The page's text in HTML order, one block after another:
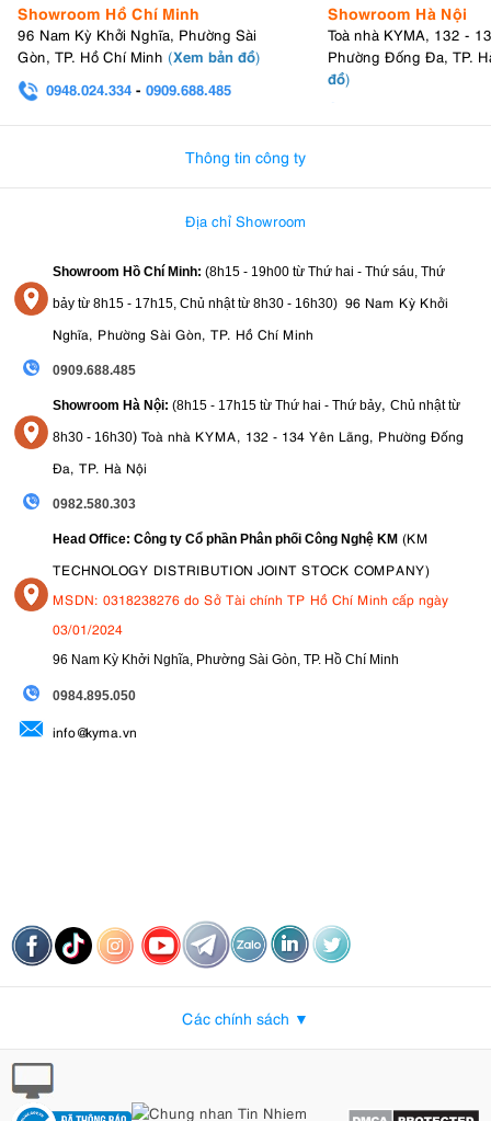
Showroom Hồ Chí Minh
96 Nam Kỳ Khởi Nghĩa, Phường Sài
Gòn, TP. Hồ Chí Minh (Xem bản đồ)
0948.024.334 - 0909.688.485
Showroom Hà Nội
Toà nhà KYMA, 132 -
Phường Đống Đa, TP.
đồ)
Thông tin công ty
Địa chỉ Showroom
Showroom Hồ Chí Minh: (8h15 - 19h00 từ Thứ hai - Thứ sáu, Thứ
bảy từ 8h15 - 17h15, Chủ nhật từ 8h30 - 16h30) 96 Nam Kỳ Khởi
Nghĩa, Phường Sài Gòn, TP. Hồ Chí Minh
0909.688.485
Showroom Hà Nội: (8h15 - 17h15 từ Thứ hai - Thứ bảy, Chủ nhật từ
8h30 - 16h30) Toà nhà KYMA, 132 - 134 Yên Lãng, Phường Đống
Đa, TP. Hà Nội
0982.580.303
Head Office: Công ty Cổ phần Phân phối Công Nghệ KM (KM
TECHNOLOGY DISTRIBUTION JOINT STOCK COMPANY)
MSDN: 0318238276 do Sở Tài chính TP Hồ Chí Minh cấp ngày
03/01/2024
96 Nam Kỳ Khởi Nghĩa, Phường Sài Gòn, TP. Hồ Chí Minh
0984.895.050
info@kyma.vn
Các chính sách ▼